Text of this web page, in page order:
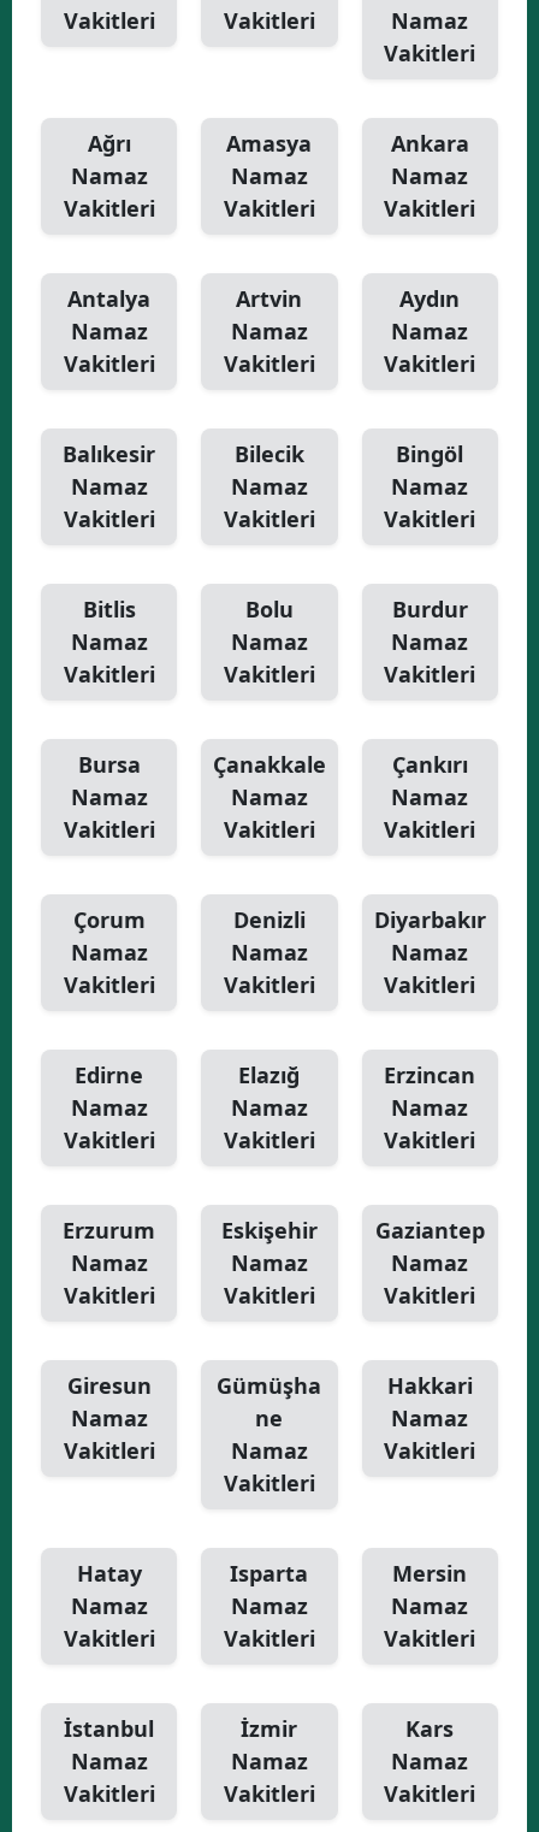
Yalova
Kilis
Osmaniye
Vakitleri
Vakitleri
Namaz
Vakitleri
Ağrı
Namaz
Vakitleri
Amasya
Namaz
Vakitleri
Ankara
Namaz
Vakitleri
Antalya
Namaz
Vakitleri
Artvin
Namaz
Vakitleri
Aydın
Namaz
Vakitleri
Balıkesir
Namaz
Vakitleri
Bilecik
Namaz
Vakitleri
Bingöl
Namaz
Vakitleri
Bitlis
Namaz
Vakitleri
Bolu
Namaz
Vakitleri
Burdur
Namaz
Vakitleri
Bursa
Namaz
Vakitleri
Çanakkale
Namaz
Vakitleri
Çankırı
Namaz
Vakitleri
Çorum
Namaz
Vakitleri
Denizli
Namaz
Vakitleri
Diyarbakır
Namaz
Vakitleri
Edirne
Namaz
Vakitleri
Elazığ
Namaz
Vakitleri
Erzincan
Namaz
Vakitleri
Erzurum
Namaz
Vakitleri
Eskişehir
Namaz
Vakitleri
Gaziantep
Namaz
Vakitleri
Giresun
Namaz
Vakitleri
Gümüşha
ne
Namaz
Vakitleri
Hakkari
Namaz
Vakitleri
Hatay
Namaz
Vakitleri
Isparta
Namaz
Vakitleri
Mersin
Namaz
Vakitleri
İstanbul
Namaz
Vakitleri
İzmir
Namaz
Vakitleri
Kars
Namaz
Vakitleri